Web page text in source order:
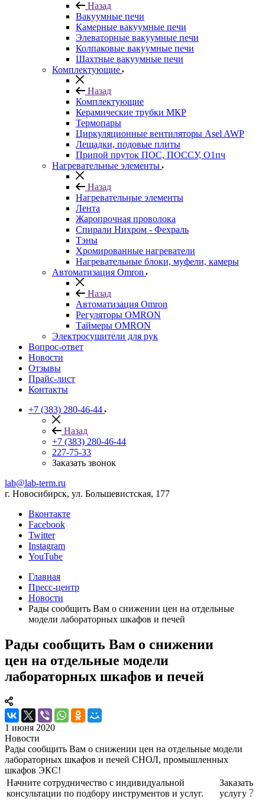
Назад
Вакуумные печи
Камерные вакуумные печи
Элеваторные вакуумные печи
Колпаковые вакуумные печи
Шахтные вакуумные печи
Комплектующие
Назад
Комплектующие
Керамические трубки МКР
Термопары
Циркуляционные вентиляторы Asel AWP
Лещадки, подовые плиты
Припой пруток ПОС, ПОССУ, О1пч
Нагревательные элементы
Назад
Нагревательные элементы
Лента
Жаропрочная проволока
Спирали Нихром - Фехраль
Тэны
Хромированные нагреватели
Нагревательные блоки, муфели, камеры
Автоматизация Omron
Назад
Автоматизация Omron
Регуляторы OMRON
Таймеры OMRON
Электросушители для рук
Вопрос-ответ
Новости
Отзывы
Прайс-лист
Контакты
+7 (383) 280-46-44
Назад
+7 (383) 280-46-44
227-75-33
Заказать звонок
lab@lab-term.ru
г. Новосибирск, ул. Большевистская, 177
Вконтакте
Facebook
Twitter
Instagram
YouTube
Главная
Пресс-центр
Новости
Рады сообщить Вам о снижении цен на отдельные
модели лабораторных шкафов и печей
Рады сообщить Вам о снижении
цен на отдельные модели
лабораторных шкафов и печей
1 июня 2020
Новости
Рады сообщить Вам о снижении цен на отдельные модели
лабораторных шкафов и печей СНОЛ, промышленных
шкафов ЭКС!
Начните сотрудничество с индивидуальной
консультации по подбору инструментов и услуг.
Заказать
услугу